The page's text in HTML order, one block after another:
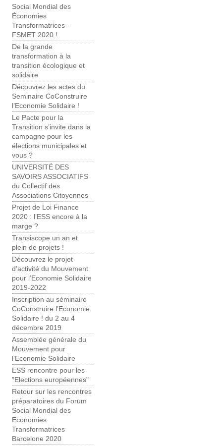
Social Mondial des
Économies
Transformatrices –
FSMET 2020 !
De la grande
transformation à la
transition écologique et
solidaire
Découvrez les actes du
Seminaire CoConstruire
l’Economie Solidaire !
Le Pacte pour la
Transition s’invite dans la
campagne pour les
élections municipales et
vous ?
UNIVERSITÉ DES
SAVOIRS ASSOCIATIFS
du Collectif des
Associations Citoyennes
Projet de Loi Finance
2020 : l’ESS encore à la
marge ?
Transiscope un an et
plein de projets !
Découvrez le projet
d’activité du Mouvement
pour l’Economie Solidaire
2019-2022
Inscription au séminaire
CoConstruire l’Economie
Solidaire ! du 2 au 4
décembre 2019
Assemblée générale du
Mouvement pour
l’Economie Solidaire
ESS rencontre pour les
"Elections européennes"
Retour sur les rencontres
préparatoires du Forum
Social Mondial des
Economies
Transformatrices
Barcelone 2020